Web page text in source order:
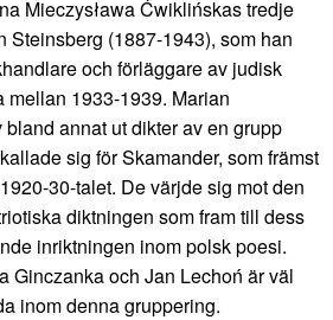
Mieczysława Ćwiklińskas tredje
Steinsberg (1887-1943), som han
och förläggare av judisk
mellan 1933-1939. Marian
annat ut dikter av en grupp
sig för Skamander, som främst
30-talet. De värjde sig mot den
diktningen som fram till dess
inriktningen inom polsk poesi.
Ginczanka och Jan Lechoń är väl
inom denna gruppering.